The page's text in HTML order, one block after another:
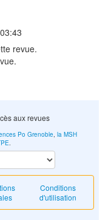
revue.
aux revues
Conditions
d'utilisation
Po Grenoble, la MSH
.